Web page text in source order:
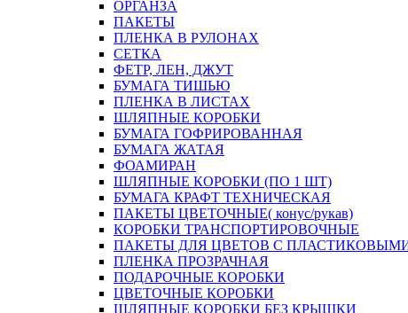
ОРГАНЗА
ПАКЕТЫ
ПЛЕНКА В РУЛОНАХ
СЕТКА
ФЕТР, ЛЕН, ДЖУТ
БУМАГА ТИШЬЮ
ПЛЕНКА В ЛИСТАХ
ШЛЯПНЫЕ КОРОБКИ
БУМАГА ГОФРИРОВАННАЯ
БУМАГА ЖАТАЯ
ФОАМИРАН
ШЛЯПНЫЕ КОРОБКИ (ПО 1 ШТ)
БУМАГА КРАФТ ТЕХНИЧЕСКАЯ
ПАКЕТЫ ЦВЕТОЧНЫЕ( конус/рукав)
КОРОБКИ ТРАНСПОРТИРОВОЧНЫЕ
ПАКЕТЫ ДЛЯ ЦВЕТОВ С
ПЛЕНКА ПРОЗРАЧНАЯ
ПОДАРОЧНЫЕ КОРОБКИ
ЦВЕТОЧНЫЕ КОРОБКИ
ШЛЯПНЫЕ КОРОБКИ БЕЗ КРЫШКИ